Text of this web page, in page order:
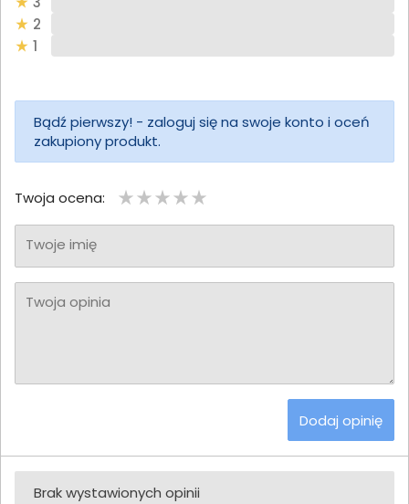
2
1
Bądź pierwszy! - zaloguj się na swoje konto i oceń
zakupiony produkt.
Twoja ocena:
Twoje imię
Twoja opinia
Dodaj opinię
Brak wystawionych opinii